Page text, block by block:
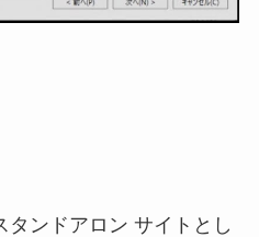
タンドアロン サイトとし